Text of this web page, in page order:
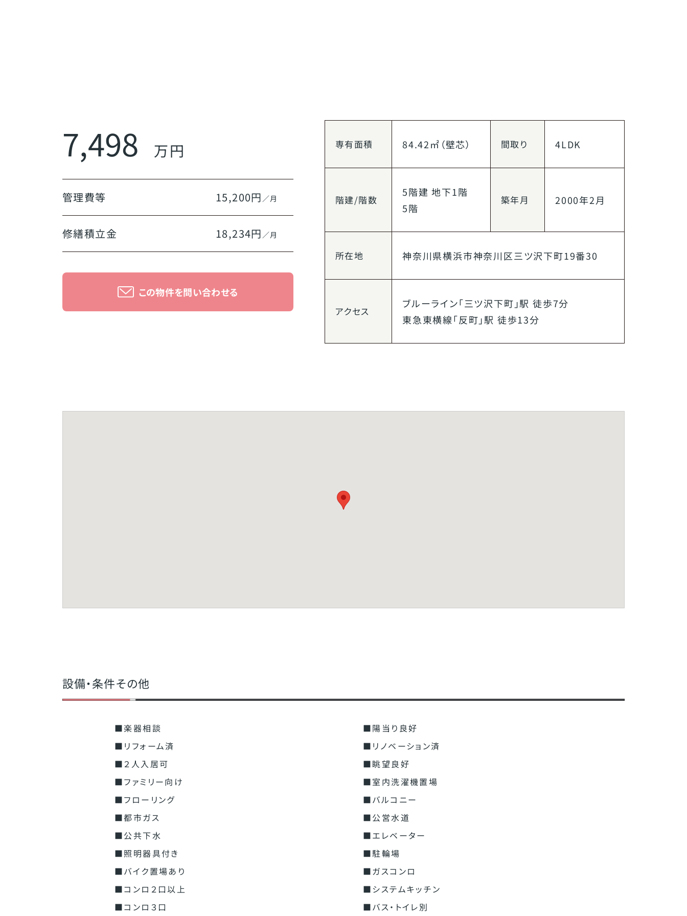
7,498 万円
管理費等 15,200円 ／月
修繕積立金 18,234円 ／月
この物件を問い合わせる
専有面積 84.42㎡（壁芯） 間取り 4LDK
階建/階数
5階建 地下1階
5階
築年月 2000年2月
所在地 神奈川県横浜市神奈川区三ツ沢下町19番30
アクセス
ブルーライン「三ツ沢下町 」駅 徒歩7分
東急東横線「反町 」駅 徒歩13分
設備・条件その他
■楽器相談
■陽当り良好
■リフォーム済
■リノベーション済
■２人入居可
■眺望良好
■ファミリー向け
■室内洗濯機置場
■フローリング
■バルコニー
■都市ガス
■公営水道
■公共下水
■エレベーター
■照明器具付き
■駐輪場
■バイク置場あり
■ガスコンロ
■コンロ２口以上
■システムキッチン
■コンロ３口
■バス・トイレ別